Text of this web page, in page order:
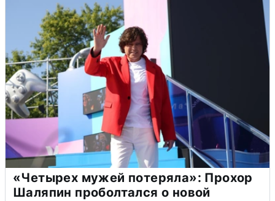
«Четырех мужей потеряла»: Прохор
Шаляпин проболтался о новой